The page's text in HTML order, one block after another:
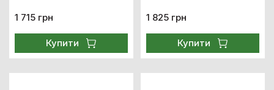
1 715 грн
Купити
1 825 грн
Купити